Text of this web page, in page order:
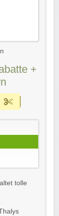
+
tolle